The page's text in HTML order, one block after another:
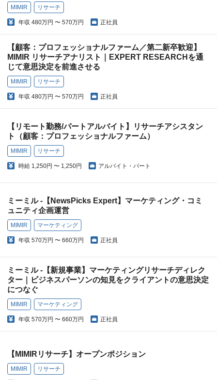
MIMIR リサーチ
年収 480万円 〜 570万円 正社員
【顧客：プロフェッショナルファーム／第二新卒歓迎】
MIMIR リサーチアナリスト｜EXPERT RESEARCHを通
じて意思決定を前進させる
MIMIR リサーチ
年収 480万円 〜 570万円 正社員
【リモート勤務/パートアルバイト】リサーチアシスタン
ト（顧客：プロフェッショナルファーム）
MIMIR リサーチ
時給 1,250円 〜 1,250円 アルバイト・パート
ミーミル -【NewsPicks Expert】マーケティング・コミ
ュニティ企画運営
MIMIR マーケティング
年収 570万円 〜 660万円 正社員
ミーミル -【新規事業】マーケティングリサーチディレク
ター｜ビジネスパーソンの知見をクライアントの意思決定
につなぐ
MIMIR マーケティング
年収 570万円 〜 660万円 正社員
【MIMIRリサーチ】オープンポジション
MIMIR リサーチ